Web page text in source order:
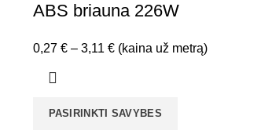
ABS briauna 226W
0,27 € – 3,11 €Price
through
(kaina už metrą)
PASIRINKTI SAVYBES